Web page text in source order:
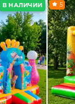
В НАЛИЧИИ 5